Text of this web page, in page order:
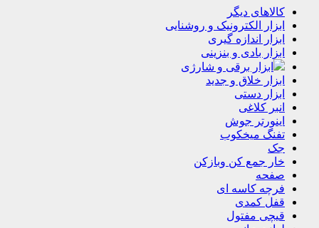
کالاهای دیگر
ابزار الکترونیک و روشنایی
ابزار اندازه گیری
ابزار بادی و بنزینی
ابزار برقی و شارژی
ابزار خلاق و جدید
ابزار دستی
انبر کلاغی
اینورتر جوش
تفنگ میخکوب
جک
خار جمع کن وبازکن
صفحه
فرچه کاسه ای
قفل کمدی
قیچی مفتول